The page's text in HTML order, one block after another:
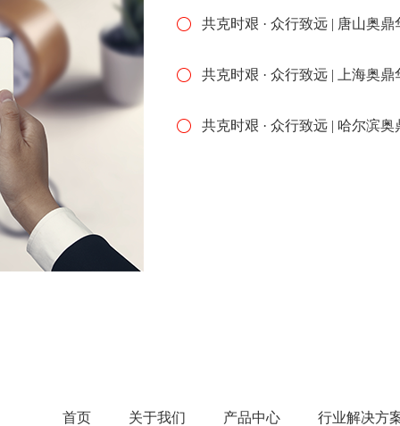
共克时艰 · 众行致远 | 唐山奥
共克时艰 · 众行致远 | 上海奥
共克时艰 · 众行致远 | 哈尔滨
首页 关于我们 产品中心 行业解决方